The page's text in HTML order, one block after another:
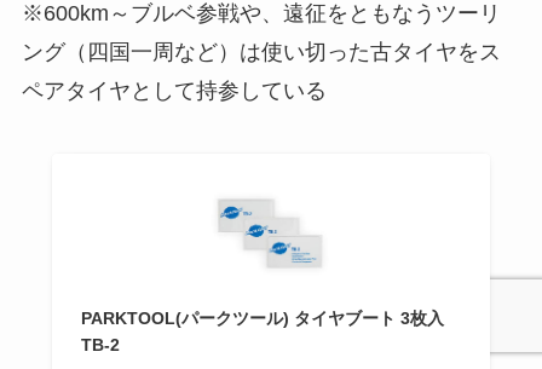
※600km～ブルベ参戦や、遠征をともなうツーリ
ング（四国一周など）は使い切った古タイヤをス
ペアタイヤとして持参している
PARKTOOL(パークツール) タイヤブート 3枚入
TB-2